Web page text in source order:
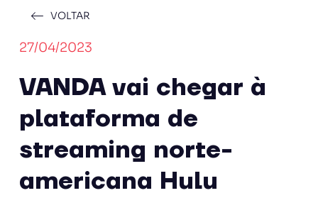
VOLTAR
27/04/2023
VANDA vai chegar à
plataforma de
streaming norte-
americana Hulu